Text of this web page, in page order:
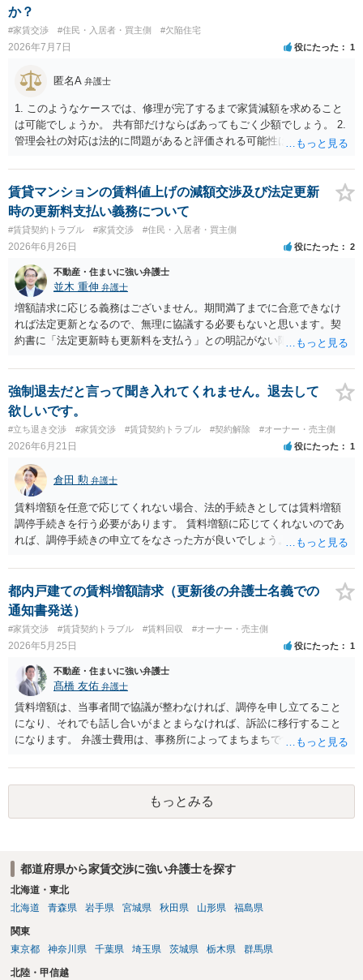
か？
#家賃交渉 #住民・入居者・買主側 #欠陥住宅
2026年7月7日 役にたった 1
匿名A 弁護士
1. このようなケースでは、修理が完了するまで家賃減額を求めること
は可能でしょうか。 共有部だけならばあってもごく少額でしょう。 2.
管理会社の対応は法的に問題があると評価される可能性はあります
た方がよいでしょうか。 そうですね。 4. 今後、調停や弁護士への依
頼を見据える場合、どのような証拠を残しておくべきでしょうか。 水
漏れの写真、連絡と相手の対応についての記録です。
賃貸マンションの賃料値上げの減額交渉及び法定更新
時の更新料支払い義務について
#賃貸契約トラブル #家賃交渉 #住民・入居者・買主側
2026年6月26日 役にたった 2
不動産・住まいに強い弁護士
並木 重伸 弁護士
増額請求に応じる義務はございません。期間満了までに合意できなけ
れば法定更新となるので、無理に協議する必要もないと思います。契
約書に「法定更新時も更新料を支払う」との明記がない限り、更新料
となるため、今後の更新手続き自体が不要になります。 リスクとし
て、大家側から賃料増額の調停や訴訟を起こされる可能性はゼロでは
ありません（賃料が周辺相場より著しく低い場合は増額が認められる
こともあります）。また、修繕等が必要となった場合に十分な対応を
してもらえなくなるなど、事実上の不利益が生じる恐れもあります。
強制退去だと言って聞き入れてくれません。退去して
欲しいです。
#立ち退き交渉 #家賃交渉 #賃貸契約トラブル #契約解除 #オーナー・売主側
2026年6月21日 役にたった 1
倉田 勲 弁護士
賃料増額を任意で応じてくれない場合、法的手続きとしては賃料増額
調停手続きを行う必要があります。 賃料増額に応じてくれないのであ
れば、調停手続きの申立てをなさった方が良いでしょう。 手続きにつ
務所でご相談ください。
都内戸建ての賃料増額請求（更新後の弁護士名義での
通知書発送）
#家賃交渉 #賃貸契約トラブル #賃料回収 #オーナー・売主側
2026年5月25日 役にたった 1
不動産・住まいに強い弁護士
髙橋 友佑 弁護士
賃料増額は、当事者間で協議が整わなければ、調停を申し立てること
になり、それでも話し合いがまとまらなければ、訴訟に移行すること
になります。 弁護士費用は、事務所によってまちまちですが、調停の
円以上としている事務所が多いように思います。これとは別途に、成
果に応じた成功報酬も発生します。 さらに、賃料増額調停では、イン
ターネット等で収集した資料を基に話し合うこともありますが（な
お、生成ＡＩは根拠資料とはできません）、訴訟では、不動産の適正
あります。 これらコストと、増額を受けられる賃料とを比較考量し
て、実際に手続きを進めていくのかご判断いただくことになります。
まずは、お近くの弁護士にご相談ください。
もっとみる
都道府県から家賃交渉に強い弁護士を探す
北海道・東北
北海道
青森県 岩手県 宮城県 秋田県 山形県 福島県
関東
東京都
神奈川県 千葉県 埼玉県 茨城県 栃木県 群馬県
北陸・甲信越